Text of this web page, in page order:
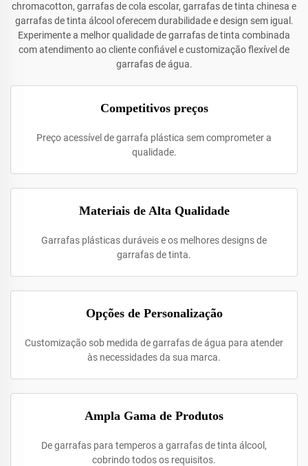
chromacotton, garrafas de cola escolar, garrafas de tinta chinesa e
garrafas de tinta álcool oferecem durabilidade e design sem igual.
Experimente a melhor qualidade de garrafas de tinta combinada
com atendimento ao cliente confiável e customização flexível de
garrafas de água.
Competitivos preços
Preço acessível de garrafa plástica sem comprometer a
qualidade.
Materiais de Alta Qualidade
Garrafas plásticas duráveis e os melhores designs de
garrafas de tinta.
Opções de Personalização
Customização sob medida de garrafas de água para atender
às necessidades da sua marca.
Ampla Gama de Produtos
De garrafas para temperos a garrafas de tinta álcool,
cobrindo todos os requisitos.